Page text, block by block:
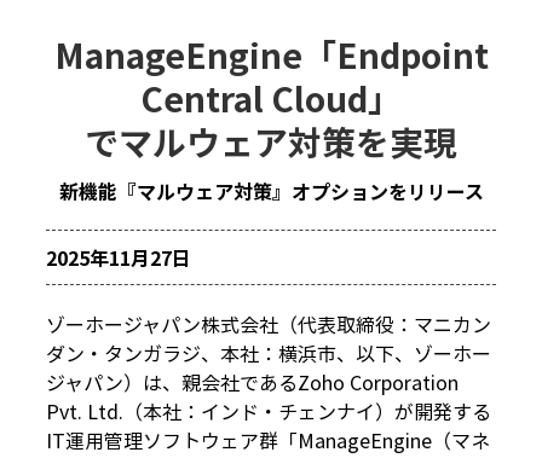
ManageEngine「Endpoint
Central Cloud」
でマルウェア対策を実現
新機能『マルウェア対策』オプションをリリース
2025年11月27日
ゾーホージャパン株式会社（代表取締役：マニカン
ダン・タンガラジ、本社：横浜市、以下、ゾーホー
ジャパン）は、親会社であるZoho Corporation
Pvt. Ltd.（本社：インド・チェンナイ）が開発する
IT運用管理ソフトウェア群「ManageEngine（マネ